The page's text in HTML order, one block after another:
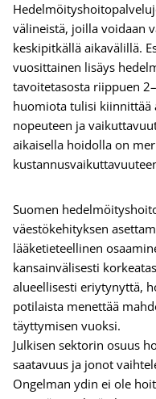
välineistä, joilla voidaan
keskipitkällä aikavälillä.
vuosittainen lisäys
tavoitetasosta riippuen
huomiota tulisi kiinnittää
nopeuteen ja
aikaisella hoidolla on
Suomen
väestökehityksen
lääketieteellinen
kansainvälisesti
alueellisesti eriytynyttä,
potilaista menettää
täyttymisen vuoksi.
Julkisen sektorin osuus
saatavuus ja jonot
Ongelman ydin ei ole